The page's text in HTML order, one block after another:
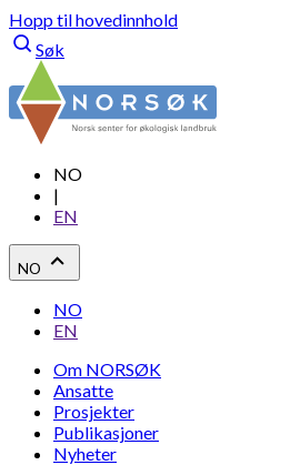
Hopp til hovedinnhold
Søk
NO
|
EN
NO
NO
EN
Om NORSØK
Ansatte
Prosjekter
Publikasjoner
Nyheter